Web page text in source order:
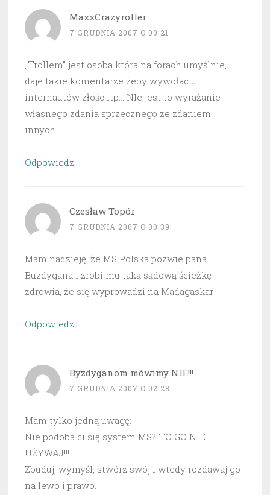
MaxxCrazyroller
7 GRUDNIA 2007 O 00:21
„Trollem” jest osoba która na forach umyślnie,
daje takie komentarze żeby wywołac u
internautów złośc itp… NIe jest to wyrażanie
własnego zdania sprzecznego ze zdaniem
innych.
Odpowiedz
Czesław Topór
7 GRUDNIA 2007 O 00:39
Mam nadzieję, że MS Polska pozwie pana
Buzdygana i zrobi mu taką sądową ścieżkę
zdrowia, że się wyprowadzi na Madagaskar
Odpowiedz
Byzdyganom mówimy NIE!!!
7 GRUDNIA 2007 O 02:28
Mam tylko jedną uwagę:
Nie podoba ci się system MS? TO GO NIE
UŻYWAJ!!!
Zbuduj, wymyśl, stwórz swój i wtedy rozdawaj go
na lewo i prawo.